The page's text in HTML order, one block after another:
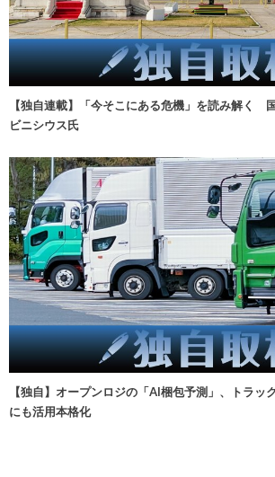
【独自連載】「今そこにある危機」を読み解く
ビニシウス氏
【独自】オープンロジの「AI梱包予測」、トラッ
にも活用本格化